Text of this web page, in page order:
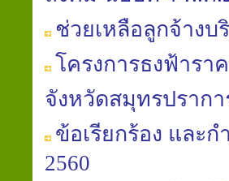
ช่วยเหลือลูกจ้างบ
โครงการธงฟ้าร
จังหวัดสมุทรปรากา
ข้อเรียกร้อง และ
2560